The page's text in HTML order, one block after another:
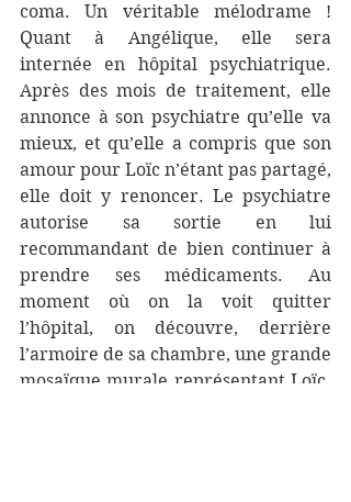
coma. Un véritable mélodrame !
Quant à Angélique, elle sera
internée en hôpital psychiatrique.
Après des mois de traitement, elle
annonce à son psychiatre qu’elle va
mieux, et qu’elle a compris que son
amour pour Loïc n’étant pas partagé,
elle doit y renoncer. Le psychiatre
autorise sa sortie en lui
recommandant de bien continuer à
prendre ses médicaments. Au
moment où on la voit quitter
l’hôpital, on découvre, derrière
l’armoire de sa chambre, une grande
mosaïque murale représentant Loïc.